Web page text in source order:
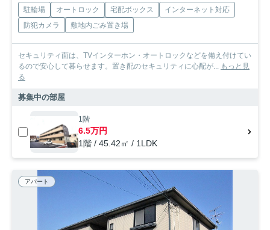
駐輪場 オートロック 宅配ボックス
インターネット対応
防犯カメラ
敷地内ごみ置き場
セキュリティ面は、TVインターホン・オートロックなどを備え付けてい
るので安心して暮らせます。置き配のセキュリティに心配が... もっと見
る
募集中の部屋
1階
6.5万円
1階 / 45.42㎡ / 1LDK
アパート